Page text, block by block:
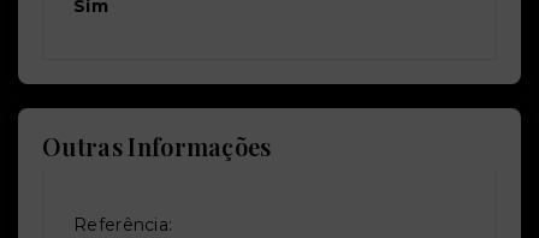
Sim
Outras Informações
Referência: